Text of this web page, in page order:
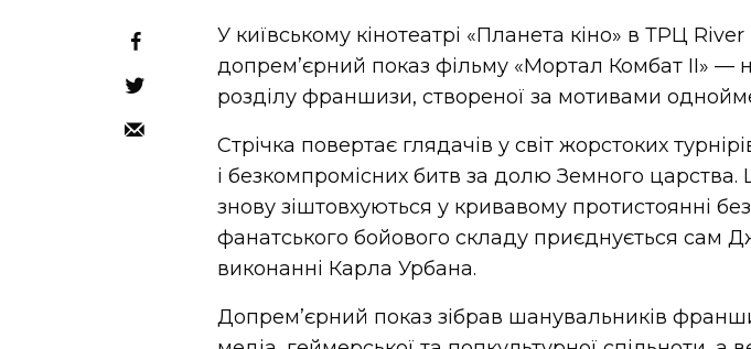
У київському кінотеатрі «Планета кіно» в ТРЦ
допрем’єрний показ фільму «Мортал Комбат II» —
розділу франшизи, створеної за мотивами
Стрічка повертає глядачів у світ жорстоких
і безкомпромісних битв за долю Земного царства.
знову зіштовхуються у кривавому протистоянні
фанатського бойового складу приєднується сам
виконанні Карла Урбана.
Допрем’єрний показ зібрав шанувальників